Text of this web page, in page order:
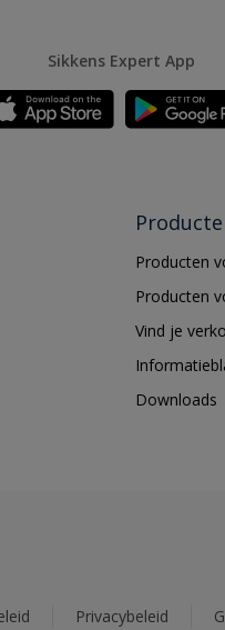
Sikkens Expert App
Producten
Producten
Vind je
Downloads
Privacybeleid